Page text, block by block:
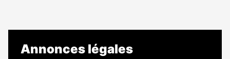
Annonces légales